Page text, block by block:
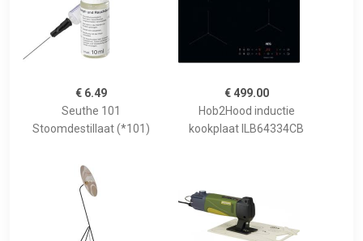
€ 6.49
Seuthe 101
Stoomdestillaat (*101)
€ 499.00
Hob2Hood inductie
kookplaat ILB64334CB